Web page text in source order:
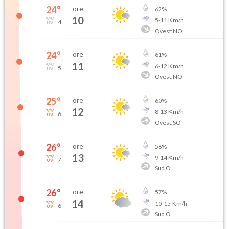
24°
4
ore
10
62%
5-11 Km/h
Ovest NO
24°
5
ore
11
61%
6-12 Km/h
Ovest NO
25°
6
ore
12
60%
8-13 Km/h
Ovest SO
26°
7
ore
13
58%
9-14Km/h
Sud O
26°
6
ore
14
57%
10-15 Km/h
Sud O